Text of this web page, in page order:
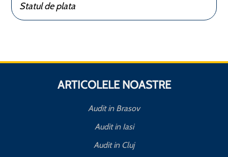
Statul de plata
ARTICOLELE NOASTRE
Audit in Brasov
Audit in Iasi
Audit in Cluj